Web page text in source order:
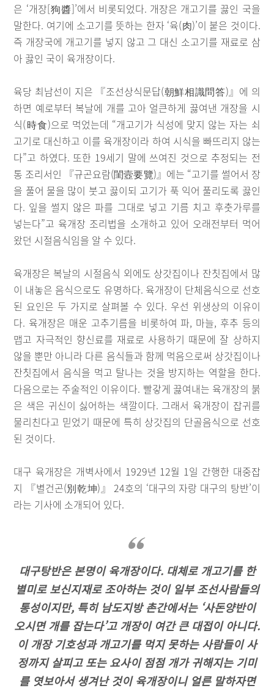
은 ‘개장[狗醬]’에서 비롯되었다. 개장은 개고기를 끓인 국을
말한다. 여기에 소고기를 뜻하는 한자 ‘육(肉)’이 붙은 것이다.
즉 개장국에 개고기를 넣지 않고 그 대신 소고기를 재료로 삼
아 끓인 국이 육개장이다.
육당 최남선이 지은 『조선상식문답(朝鮮相識問答)』에 의
하면 예로부터 복날에 개를 고아 얼큰하게 끓여낸 개장을 시
식(時食)으로 먹었는데 “개고기가 식성에 맞지 않는 자는 쇠
고기로 대신하고 이를 육개장이라 하여 시식을 빠뜨리지 않는
다”고 하였다. 또한 19세기 말에 쓰여진 것으로 추정되는 전
통 조리서인 『규곤요람(閨壼要覽)』에는 “고기를 썰어서 장
을 풀어 물을 많이 붓고 끓이되 고기가 푹 익어 풀리도록 끓인
다. 잎을 썰지 않은 파를 그대로 넣고 기름 치고 후춧가루를
넣는다”고 육개장 조리법을 소개하고 있어 오래전부터 먹어
왔던 시절음식임을 알 수 있다.
육개장은 복날의 시절음식 외에도 상갓집이나 잔칫집에서 많
이 내놓은 음식으로도 유명하다. 육개장이 단체음식으로 선호
된 요인은 두 가지로 살펴볼 수 있다. 우선 위생상의 이유이
다. 육개장은 매운 고추기름을 비롯하여 파, 마늘, 후추 등의
맵고 자극적인 향신료를 재료로 사용하기 때문에 잘 상하지
않을 뿐만 아니라 다른 음식들과 함께 먹음으로써 상갓집이나
잔칫집에서 음식을 먹고 탈나는 것을 방지하는 역할을 한다.
다음으로는 주술적인 이유이다. 빨갛게 끓여내는 육개장의 붉
은 색은 귀신이 싫어하는 색깔이다. 그래서 육개장이 잡귀를
물리친다고 믿었기 때문에 특히 상갓집의 단골음식으로 선호
된 것이다.
대구 육개장은 개벽사에서 1929년 12월 1일 간행한 대중잡
지 『별건곤(別乾坤)』 24호의 ‘대구의 자랑 대구의 탕반’이
라는 기사에 소개되어 있다.
대구탕반은 본명이 육개장이다. 대체로 개고기를 한
별미로 보신지재로 조아하는 것이 일부 조선사람들의
통성이지만, 특히 남도지방 촌간에서는 ‘사돈양반이
오시면 개를 잡는다’고 개장이 여간 큰 대접이 아니다.
이 개장 기호성과 개고기를 먹지 못하는 사람들이 사
정까지 살피고 또는 요사이 점점 개가 귀해지는 기미
를 엿보아서 생겨난 것이 육개장이니 얼른 말하자면